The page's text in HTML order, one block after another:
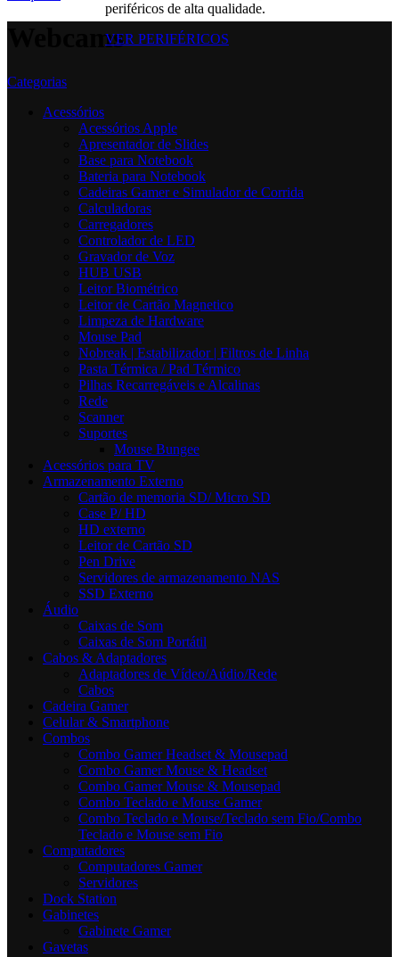
periféricos de alta qualidade.
VER PERIFÉRICOS
Webcams
Categorias
Acessórios
Acessórios Apple
Apresentador de Slides
Base para Notebook
Bateria para Notebook
Cadeiras Gamer e Simulador de Corrida
Calculadoras
Carregadores
Controlador de LED
Gravador de Voz
HUB USB
Leitor Biométrico
Leitor de Cartão Magnetico
Limpeza de Hardware
Mouse Pad
Nobreak | Estabilizador | Filtros de Linha
Pasta Térmica / Pad Térmico
Pilhas Recarregáveis e Alcalinas
Rede
Scanner
Suportes
Mouse Bungee
Acessórios para TV
Armazenamento Externo
Cartão de memoria SD/ Micro SD
Case P/ HD
HD externo
Leitor de Cartão SD
Pen Drive
Servidores de armazenamento NAS
SSD Externo
Áudio
Caixas de Som
Caixas de Som Portátil
Cabos & Adaptadores
Adaptadores de Vídeo/Aúdio/Rede
Cabos
Cadeira Gamer
Celular & Smartphone
Combos
Combo Gamer Headset & Mousepad
Combo Gamer Mouse & Headset
Combo Gamer Mouse & Mousepad
Combo Teclado e Mouse Gamer
Combo Teclado e Mouse/Teclado sem Fio/Combo
Teclado e Mouse sem Fio
Computadores
Computadores Gamer
Servidores
Dock Station
Gabinetes
Gabinete Gamer
Gavetas